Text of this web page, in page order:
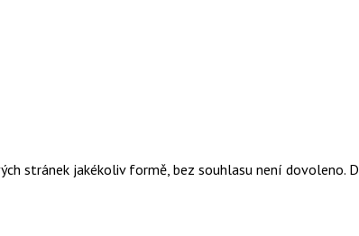
stránek jakékoliv formě, bez souhlasu není dovoleno.